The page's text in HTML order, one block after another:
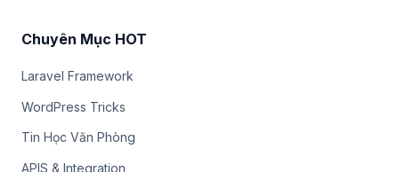
Chuyên Mục HOT
Laravel Framework
WordPress Tricks
Tin Học Văn Phòng
APIS & Integration